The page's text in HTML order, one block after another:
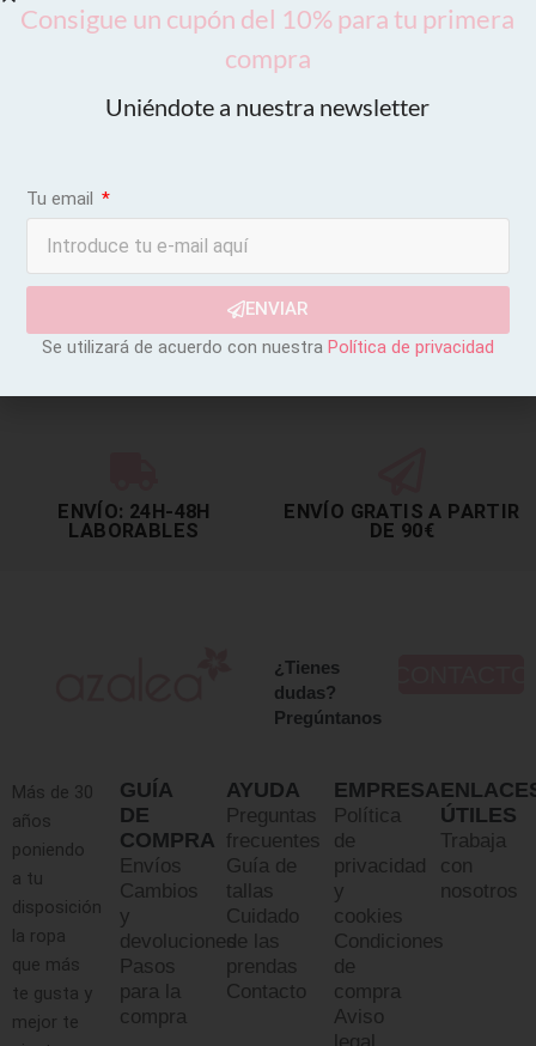
ENVÍO: 24H-48H
LABORABLES
ENVÍO GRATIS A PARTIR
DE 90€
¿Tienes
dudas?
Pregúntanos
Más de 30
años
poniendo
a tu
disposición
la ropa
que más
te gusta y
mejor te
GUÍA
DE
COMPRA
Envíos
Cambios
y
devoluciones
Pasos
para la
compra
AYUDA
Preguntas
frecuentes
Guía de
tallas
Cuidado
de las
prendas
Contacto
EMPRESA
Política
de
privacidad
y
cookies
Condiciones
de
compra
Aviso
legal
ÚTILES
Trabaja
con
nosotros
Consigue un cupón del 10% para tu primera
compra
Uniéndote a nuestra newsletter
Tu email
ENVIAR
Se utilizará de acuerdo con nuestra Política de privacidad